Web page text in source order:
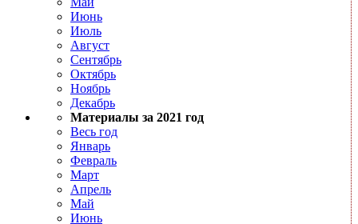
Июнь
Июль
Август
Сентябрь
Октябрь
Ноябрь
Декабрь
Материалы за 2021 год
Весь год
Январь
Февраль
Март
Апрель
Май
Июнь